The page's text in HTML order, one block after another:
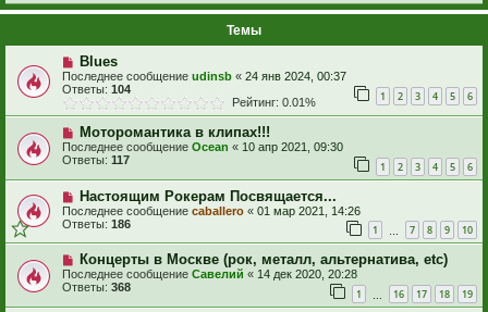
Темы
Blues
Последнее сообщение udinsb « 24 янв 2024, 00:37
Ответы: 104 1 2 3 4 5 6
Рейтинг: 0.01%
Моторомантика в клипах!!!
Последнее сообщение Ocean « 10 апр 2021, 09:30
Ответы: 117 1 2 3 4 5 6
Настоящим Рокерам Посвящается...
Последнее сообщение caballero « 01 мар 2021, 14:26
Ответы: 186 1 7 8 9 10
Концерты в Москве (рок, металл, альтернатива, etc)
Последнее сообщение Савелий « 14 дек 2020, 20:28
Ответы: 368 1 16 17 18 19